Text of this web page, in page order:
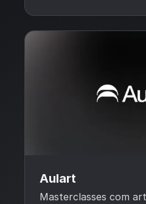
Aulart
Masterclasses com